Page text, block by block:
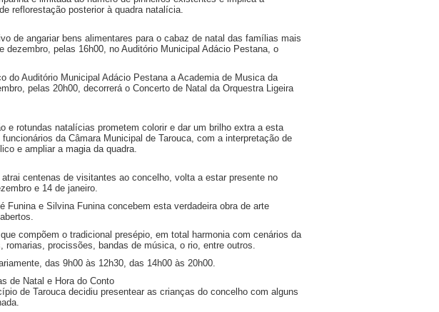
reflorestação posterior à quadra natalícia.
de angariar bens alimentares para o cabaz de natal das famílias mais
dezembro, pelas 16h00, no Auditório Municipal Adácio Pestana, o
do Auditório Municipal Adácio Pestana a Academia de Musica da
pelas 20h00, decorrerá o Concerto de Natal da Orquestra Ligeira
e rotundas natalícias prometem colorir e dar um brilho extra a esta
da Câmara Municipal de Tarouca, com a interpretação de
e ampliar a magia da quadra.
centenas de visitantes ao concelho, volta a estar presente no
e 14 de janeiro.
Funina e Silvina Funina concebem esta verdadeira obra de arte
compõem o tradicional presépio, em total harmonia com cenários da
procissões, bandas de música, o rio, entre outros.
das 9h00 às 12h30, das 14h00 às 20h00.
de Natal e Hora do Conto
de Tarouca decidiu presentear as crianças do concelho com alguns